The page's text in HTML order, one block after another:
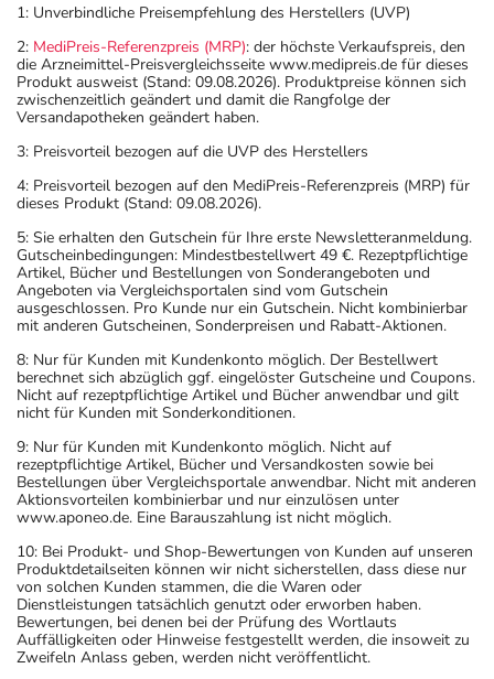
1: Unverbindliche Preisempfehlung des Herstellers (UVP)
2: MediPreis-Referenzpreis (MRP): der höchste Verkaufspreis, den
die Arzneimittel-Preisvergleichsseite www.medipreis.de für dieses
Produkt ausweist (Stand: 09.08.2026). Produktpreise können sich
zwischenzeitlich geändert und damit die Rangfolge der
Versandapotheken geändert haben.
3: Preisvorteil bezogen auf die UVP des Herstellers
4: Preisvorteil bezogen auf den MediPreis-Referenzpreis (MRP) für
dieses Produkt (Stand: 09.08.2026).
5: Sie erhalten den Gutschein für Ihre erste Newsletteranmeldung.
Gutscheinbedingungen: Mindestbestellwert 49 €. Rezeptpflichtige
Artikel, Bücher und Bestellungen von Sonderangeboten und
Angeboten via Vergleichsportalen sind vom Gutschein
ausgeschlossen. Pro Kunde nur ein Gutschein. Nicht kombinierbar
mit anderen Gutscheinen, Sonderpreisen und Rabatt-Aktionen.
8: Nur für Kunden mit Kundenkonto möglich. Der Bestellwert
berechnet sich abzüglich ggf. eingelöster Gutscheine und Coupons.
Nicht auf rezeptpflichtige Artikel und Bücher anwendbar und gilt
nicht für Kunden mit Sonderkonditionen.
9: Nur für Kunden mit Kundenkonto möglich. Nicht auf
rezeptpflichtige Artikel, Bücher und Versandkosten sowie bei
Bestellungen über Vergleichsportale anwendbar. Nicht mit anderen
Aktionsvorteilen kombinierbar und nur einzulösen unter
www.aponeo.de. Eine Barauszahlung ist nicht möglich.
10: Bei Produkt- und Shop-Bewertungen von Kunden auf unseren
Produktdetailseiten können wir nicht sicherstellen, dass diese nur
von solchen Kunden stammen, die die Waren oder
Dienstleistungen tatsächlich genutzt oder erworben haben.
Bewertungen, bei denen bei der Prüfung des Wortlauts
Auffälligkeiten oder Hinweise festgestellt werden, die insoweit zu
Zweifeln Anlass geben, werden nicht veröffentlicht.